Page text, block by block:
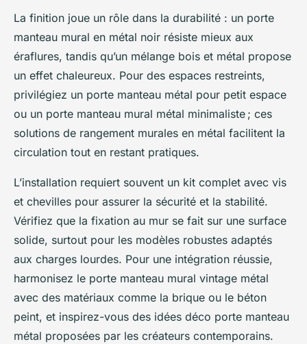
La finition joue un rôle dans la durabilité : un porte
manteau mural en métal noir résiste mieux aux
éraflures, tandis qu’un mélange bois et métal propose
un effet chaleureux. Pour des espaces restreints,
privilégiez un porte manteau métal pour petit espace
ou un porte manteau mural métal minimaliste ; ces
solutions de rangement murales en métal facilitent la
circulation tout en restant pratiques.
L’installation requiert souvent un kit complet avec vis
et chevilles pour assurer la sécurité et la stabilité.
Vérifiez que la fixation au mur se fait sur une surface
solide, surtout pour les modèles robustes adaptés
aux charges lourdes. Pour une intégration réussie,
harmonisez le porte manteau mural vintage métal
avec des matériaux comme la brique ou le béton
peint, et inspirez-vous des idées déco porte manteau
métal proposées par les créateurs contemporains.